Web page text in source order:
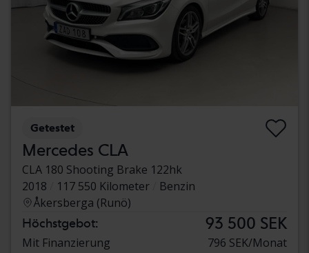
Getestet
Mercedes CLA
CLA 180 Shooting Brake 122hk
2018
117 550 Kilometer
Benzin
Åkersberga (Runö)
Höchstgebot: 93 500 SEK
Mit Finanzierung 796 SEK/Monat